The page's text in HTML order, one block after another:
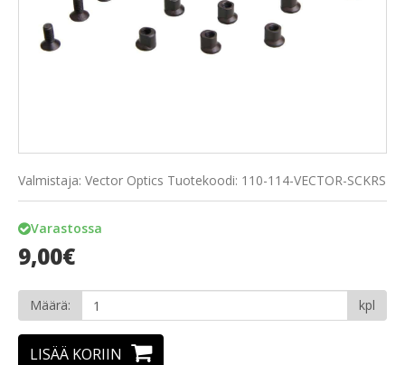
Valmistaja: Vector Optics Tuotekoodi: 110-114-VECTOR-SCKRS
Varastossa
9,00€
Määrä: kpl
LISÄÄ KORIIN